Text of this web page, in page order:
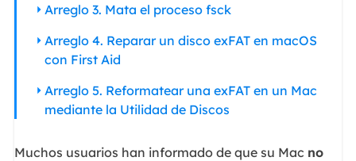
Arreglo 3. Mata el proceso fsck
Arreglo 4. Reparar un disco exFAT en macOS
con First Aid
Arreglo 5. Reformatear una exFAT en un Mac
mediante la Utilidad de Discos
Muchos usuarios han informado de que su Mac no